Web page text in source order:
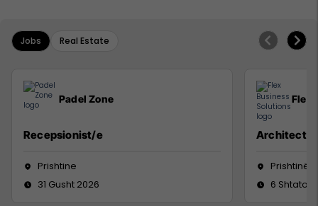
Jobs Real Estate
Padel Zone
Recepsionist/e
Prishtine
31 Gusht 2026
Flex
Architect
Prishtinë
6 Shtator